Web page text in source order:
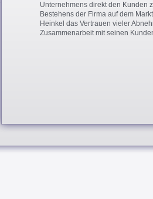
Unternehmens direkt den Kunden
Bestehens der Firma auf dem
Heinkel das Vertrauen vieler
Zusammenarbeit mit seinen